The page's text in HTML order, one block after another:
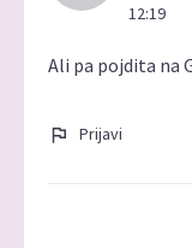
12:19
Ali pa pojdita na
Prijavi